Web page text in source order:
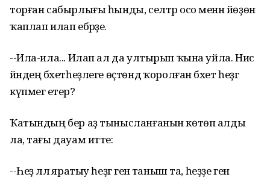
торған сабырлығы һынды, селтәр осо менән йөҙөн
ҡаплап илап ебәрҙе.
--Ила-ила... Илап ал да ултырып ҡына уйла. Нисә
йәндең бәхетһеҙлеге өҫтөндә ҡоролған бәхет һеҙгә
күпмегә етер?
Ҡатындың бер аҙ тынысланғанын көтөп алды
ла, тағы дауам итте:
--Һеҙ әллә яратыу һеҙгә генә таныш та, һеҙҙе генә